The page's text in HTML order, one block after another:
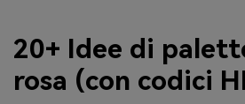
20+ Idee di
rosa (con codici